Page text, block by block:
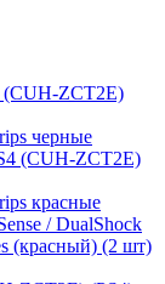
(CUH-ZCT2E)
черные
(CUH-ZCT2E)
красные
/ DualShock
(красный) (2 шт)